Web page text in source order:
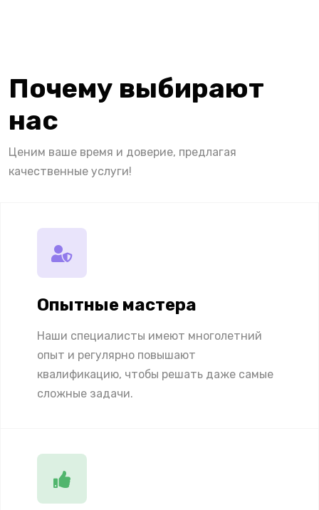
Почему выбирают
нас
Ценим ваше время и доверие, предлагая
качественные услуги!
Опытные мастера
Наши специалисты имеют многолетний
опыт и регулярно повышают
квалификацию, чтобы решать даже самые
сложные задачи.